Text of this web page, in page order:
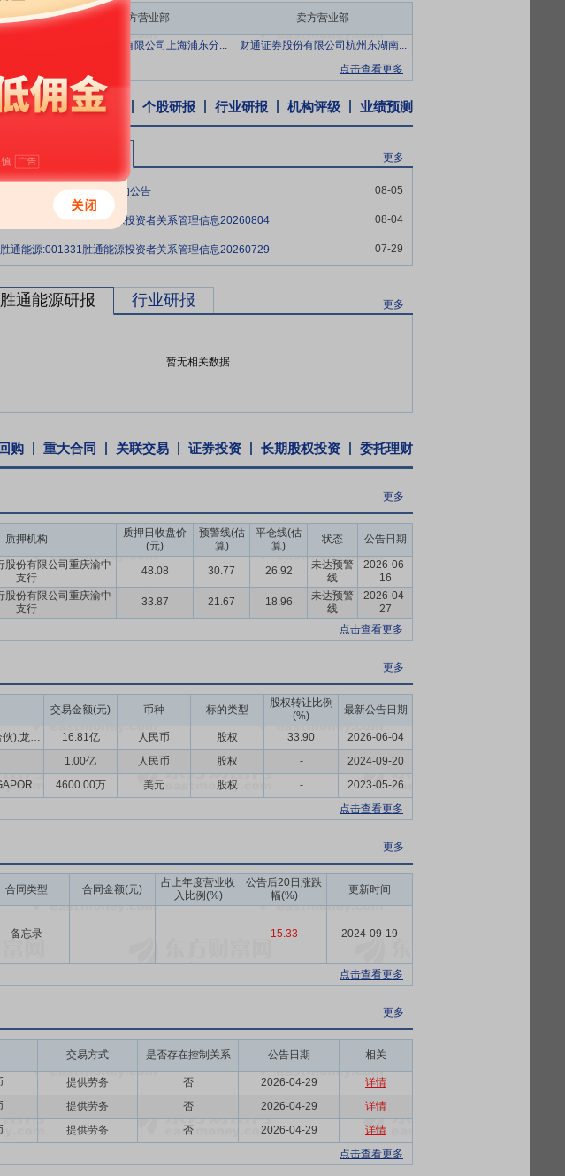
业凭借规模化车队和稳定的长期客户，在资源调配与运力保障方面占
构调整等显著特征。部分大型能源集团通过自建车队实现供应闭环，
产能持续释放以及接收站布局逐步下沉，运输路径日趋短程化和区
与抗风险能力。
解决方案在内的较为完整的LNG产业链体系。公司与主要供应商保持着良
助于下游市场的培育与拓展。在LNG零售业务方面，公司积极布局
1座。同时，公司可根据工业客户的实际需求，提供LNG气化站整体应
和竞争优势。
整体车辆规模在行业内处于前列位置。公司现有运力结构较为合理，能
，也有利于维护和服务重点大型客户的稳定用气。与此同时，公司结合
时积极探索海外市场发展，深化海外市场布局，积极参与国际LNG贸易，
立全资子公司，以境外全资子公司为海外平台，积极开展海外LNG业
，获取稳定的进口LNG资源，确保稳定的上游资源供应量，满足下游
的安全、及时与高效。经过多年持续完善，公司已形成一套适用于自身
体运营管理效率。
承诺:1、自公司股票上市之日起36个月内,不转让或者委托他人管理本人
后两年内减持的,减持价格不低于公司首次公开发行股票的发行价(如发
日的收盘价均低于公司首次公开发行股票的发行价,或者上市后6个月期
价,则本人持有公司股票的锁定期限自动延长6个月。
定股价的措施。公司应于触发稳定股价义务之日起10个交易日内召开董
预案并发布召开股东大会的通知。公司股东大会对回购股份作出决议,
在股东大会决议作出之日起下一个交易日开始启动回购。如公司股份回
交易日的收盘价低于公司上一会计年度经审计的每股净资产的情形,或因
束力的规范性文件,则由公司控股股东、实际控制人对公司股票进行增
司股票的方案并由公司公告。
交额/流通
市值(%)
买方营业部 卖方营业部
国信证券股份有限公司上海浦东分...
财通证券股份有限公司杭州东湖南...
点击查看更多
讯 公告 互动易 个股研报 行业研报 机构评级 业绩预测
胜通能源公告 更多
胜通能源:股票交易异常波动公告 08-05
胜通能源:001331胜通能源投资者关系管理信息20260804 08-04
胜通能源:001331胜通能源投资者关系管理信息20260729 07-29
胜通能源研报 行业研报 更多
暂无相关数据...
购 重大合同 关联交易 证券投资 长期股权投资 委托理财
更多
质押机构
质押日收盘价
(元)
预警线(估
算)
平仓线(估
算)
状态 公告日期
股份有限公司重庆渝中
支行
48.08 30.77 26.92
未达预警
线
2026-06-
16
股份有限公司重庆渝中
支行
33.87 21.67 18.96
未达预警
线
2026-04-
27
点击查看更多
更多
交易金额(元) 币种 标的类型
股权转让比例
(%)
最新公告日期
龙口同益投资中心(有限合伙),龙口云轩投资中心(有限合伙),龙口弦诚投资中心(有限合伙),胜通能源股份有限公司股东,魏红越,张伟,魏吉胜,龙口新耀投资中心(有限合伙) 16.81亿 人民币 股权 33.90
2026-06-04
1.00亿 人民币 股权 -
2024-09-20
SENTON ENERGY SINGAPORE PTE. LTD. 4600.00万 美元 股权 -
2023-05-26
点击查看更多
更多
合同类型 合同金额(元)
占上年度营业收
入比例(%)
公告后20日涨跌
幅(%)
更新时间
备忘录 - - 15.33 2024-09-19
点击查看更多
更多
交易方式 是否存在控制关系 公告日期 相关
提供劳务 否 2026-04-29
详情
提供劳务 否 2026-04-29
详情
提供劳务 否 2026-04-29
详情
点击查看更多